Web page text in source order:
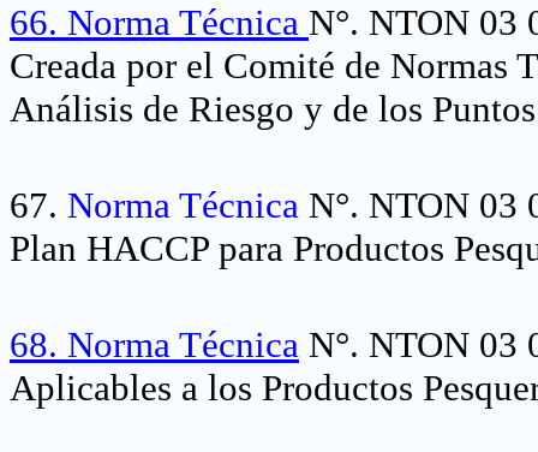
66. Norma Técnica N°. NTON 03
Creada por el Comité de Normas
Análisis de Riesgo y de los
67. Norma Técnica N°. NTON 03
Plan HACCP para Productos
68. Norma Técnica N°. NTON 03
Aplicables a los Productos